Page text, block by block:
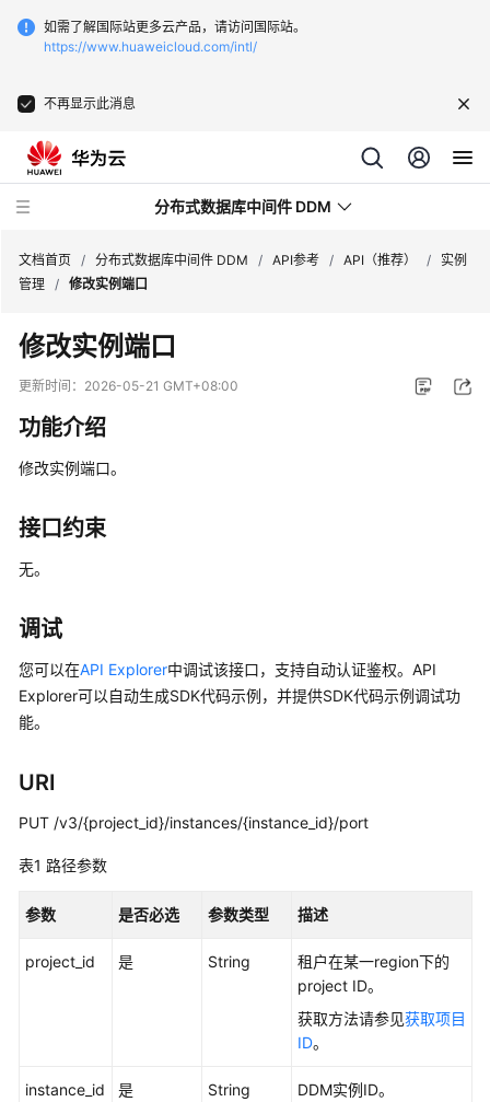
如需了解国际站更多云产品，请访问国际站。
https://www.huaweicloud.com/intl/
不再显示此消息
分布式数据库中间件 DDM
新
动
务
告
介
计
快
入
户
佳
文档首页 / 分布式数据库中间件 DDM / API参考 / API（推荐） / 实例
管理 / 修改实例端口
修改实例端口
更新时间： 2026-05-21 GMT+08:00
功能介绍
修改实例端口。
接口约束
无。
调试
您可以在API Explorer中调试该接口，支持自动认证鉴权。API
Explorer可以自动生成SDK代码示例，并提供SDK代码示例调试功
能。
URI
PUT /v3/{project_id}/instances/{instance_id}/port
表1 路径参数
参数 是否必选 参数类型 描述
project_id 是 String
租户在某一region下的
project ID。
获取方法请参见获取项目
ID。
instance_id 是 String DDM实例ID。